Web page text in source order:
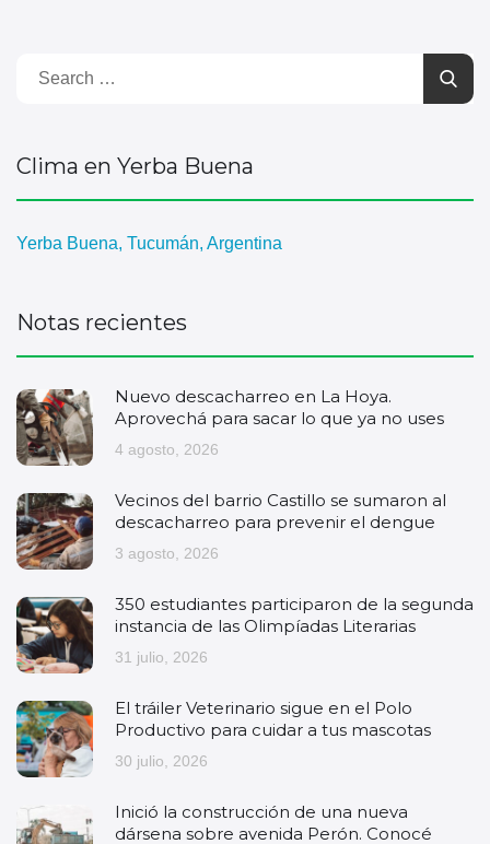
Clima en Yerba Buena
Yerba Buena, Tucumán, Argentina
Notas recientes
Nuevo descacharreo en La Hoya.
Aprovechá para sacar lo que ya no uses
4 agosto, 2026
Vecinos del barrio Castillo se sumaron al
descacharreo para prevenir el dengue
3 agosto, 2026
350 estudiantes participaron de la segunda
instancia de las Olimpíadas Literarias
31 julio, 2026
El tráiler Veterinario sigue en el Polo
Productivo para cuidar a tus mascotas
30 julio, 2026
Inició la construcción de una nueva
dársena sobre avenida Perón. Conocé